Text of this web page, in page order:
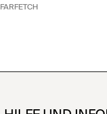
FARFETCH